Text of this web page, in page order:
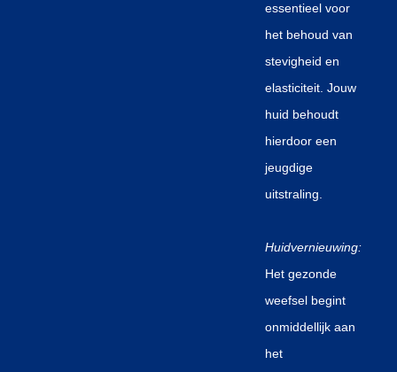
essentieel voor
het behoud van
stevigheid en
elasticiteit. Jouw
huid behoudt
hierdoor een
jeugdige
uitstraling.
Huidvernieuwing:
Het gezonde
weefsel begint
onmiddellijk aan
het